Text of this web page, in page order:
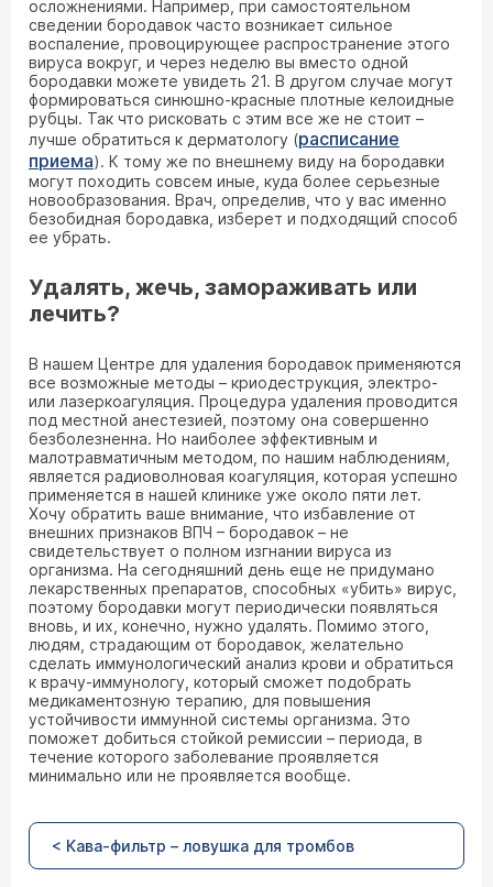
осложнениями. Например, при самостоятельном
сведении бородавок часто возникает сильное
воспаление, провоцирующее распространение этого
вируса вокруг, и через неделю вы вместо одной
бородавки можете увидеть 21. В другом случае могут
формироваться синюшно-красные плотные келоидные
рубцы. Так что рисковать с этим все же не стоит –
лучше обратиться к дерматологу (расписание
приема). К тому же по внешнему виду на бородавки
могут походить совсем иные, куда более серьезные
новообразования. Врач, определив, что у вас именно
безобидная бородавка, изберет и подходящий способ
ее убрать.
Удалять, жечь, замораживать или
лечить?
В нашем Центре для удаления бородавок применяются
все возможные методы – криодеструкция, электро-
или лазеркоагуляция. Процедура удаления проводится
под местной анестезией, поэтому она совершенно
безболезненна. Но наиболее эффективным и
малотравматичным методом, по нашим наблюдениям,
является радиоволновая коагуляция, которая успешно
применяется в нашей клинике уже около пяти лет.
Хочу обратить ваше внимание, что избавление от
внешних признаков ВПЧ – бородавок – не
свидетельствует о полном изгнании вируса из
организма. На сегодняшний день еще не придумано
лекарственных препаратов, способных «убить» вирус,
поэтому бородавки могут периодически появляться
вновь, и их, конечно, нужно удалять. Помимо этого,
людям, страдающим от бородавок, желательно
сделать иммунологический анализ крови и обратиться
к врачу-иммунологу, который сможет подобрать
медикаментозную терапию, для повышения
устойчивости иммунной системы организма. Это
поможет добиться стойкой ремиссии – периода, в
течение которого заболевание проявляется
минимально или не проявляется вообще.
< Кава-фильтр – ловушка для тромбов